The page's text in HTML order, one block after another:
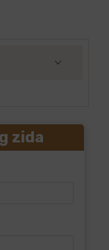
zida